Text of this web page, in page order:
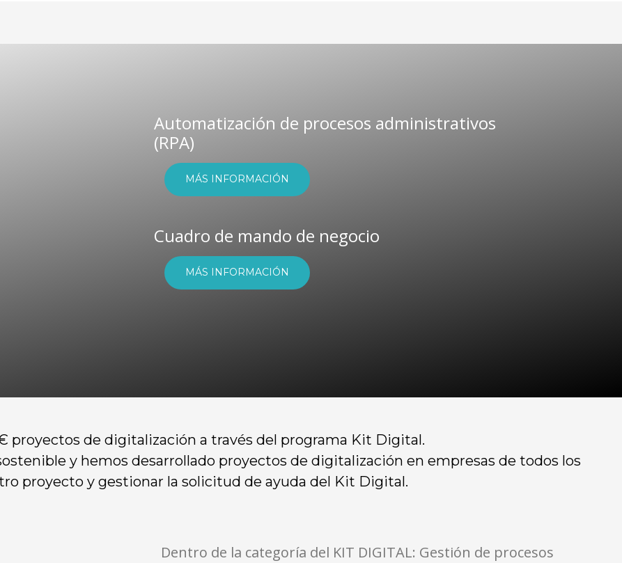
Automatización de procesos administrativos
(RPA)
MÁS INFORMACIÓN
Cuadro de mando de negocio
MÁS INFORMACIÓN
proyectos de digitalización a través del programa Kit Digital.
y hemos desarrollado proyectos de digitalización en empresas de todos los
proyecto y gestionar la solicitud de ayuda del Kit Digital.
Dentro de la categoría del KIT DIGITAL: Gestión de procesos